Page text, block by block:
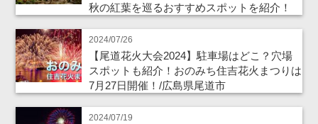
秋の紅葉を巡るおすすめスポットを紹介！
2024/07/26
【尾道花火大会2024】駐車場はどこ？穴場
スポットも紹介！おのみち住吉花火まつりは
7月27日開催！/広島県尾道市
2024/07/19